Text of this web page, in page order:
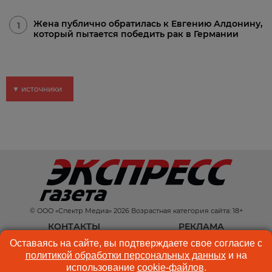
1
Жена публично обратилась к Евгению Алдонину,
который пытается победить рак в Германии
▼ источники
© ООО «Спектр Медиа» 2026 Возрастная категория сайта: 18+
КОНТАКТЫ
РЕКЛАМА
КУКИ-ФАЙЛЫ
ПОЛЬЗОВАТЕЛЬСКОЕ
СОГЛАШЕНИЕ
Оставаясь на сайте, вы подтверждаете свое согласие с
политикой обработки персональных данныхи на
использование cookie-файлов.